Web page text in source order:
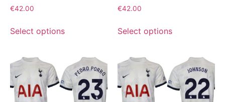
€42.00
Select options
€42.00
Select options